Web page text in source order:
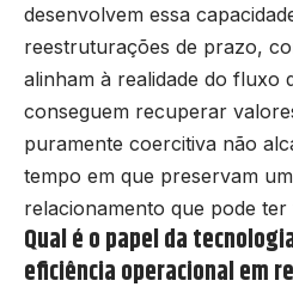
desenvolvem essa
reestruturações de prazo,
alinham à realidade do fluxo
conseguem recuperar
puramente coercitiva não
tempo em que preservam
relacionamento que pode
Qual é o papel da
eficiência operacional em